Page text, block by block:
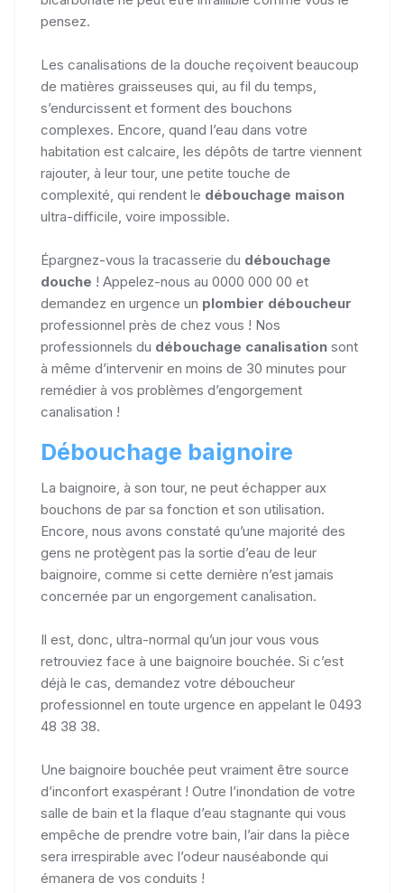
pensez.
Les canalisations de la douche reçoivent beaucoup
de matières graisseuses qui, au fil du temps,
s’endurcissent et forment des bouchons
complexes. Encore, quand l’eau dans votre
habitation est calcaire, les dépôts de tartre viennent
rajouter, à leur tour, une petite touche de
complexité, qui rendent le débouchage maison
ultra-difficile, voire impossible.
Épargnez-vous la tracasserie du débouchage
douche ! Appelez-nous au 0000 000 00 et
demandez en urgence un plombier déboucheur
professionnel près de chez vous ! Nos
professionnels du débouchage canalisation sont
à même d’intervenir en moins de 30 minutes pour
remédier à vos problèmes d’engorgement
canalisation !
Débouchage baignoire
La baignoire, à son tour, ne peut échapper aux
bouchons de par sa fonction et son utilisation.
Encore, nous avons constaté qu’une majorité des
gens ne protègent pas la sortie d’eau de leur
baignoire, comme si cette dernière n’est jamais
concernée par un engorgement canalisation.
Il est, donc, ultra-normal qu’un jour vous vous
retrouviez face à une baignoire bouchée. Si c’est
déjà le cas, demandez votre déboucheur
professionnel en toute urgence en appelant le 0493
48 38 38.
Une baignoire bouchée peut vraiment être source
d’inconfort exaspérant ! Outre l’inondation de votre
salle de bain et la flaque d’eau stagnante qui vous
empêche de prendre votre bain, l’air dans la pièce
sera irrespirable avec l’odeur nauséabonde qui
émanera de vos conduits !